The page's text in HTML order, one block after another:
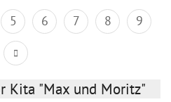
5 6 7 8
9
Kita "Max und Moritz"